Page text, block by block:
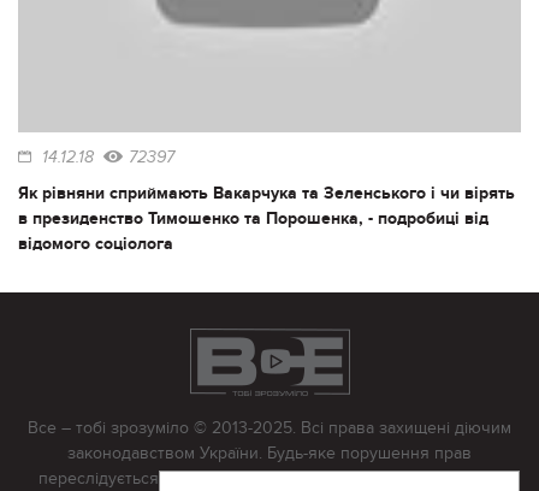
14.12.18 72397
Як рівняни сприймають Вакарчука та Зеленського і чи вірять
в президенство Тимошенко та Порошенка, - подробиці від
відомого соціолога
Все – тобі зрозуміло © 2013-2025. Всі права захищені діючим
законодавством України. Будь-яке порушення прав
переслідується в судовому порядку. Будь-яке відтворення